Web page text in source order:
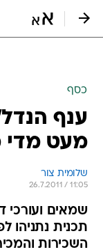
כסף
ענף
מעט מדי
שלומית צור
26.7.2011 / 11:05
שמאים ועורכי
תכנית נתניהו
השכירות